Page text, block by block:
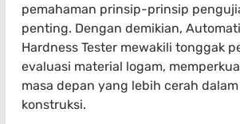
pemahaman prinsip-prinsip
penting. Dengan demikian,
Hardness Tester mewakili tonggak
evaluasi material logam,
masa depan yang lebih cerah
konstruksi.